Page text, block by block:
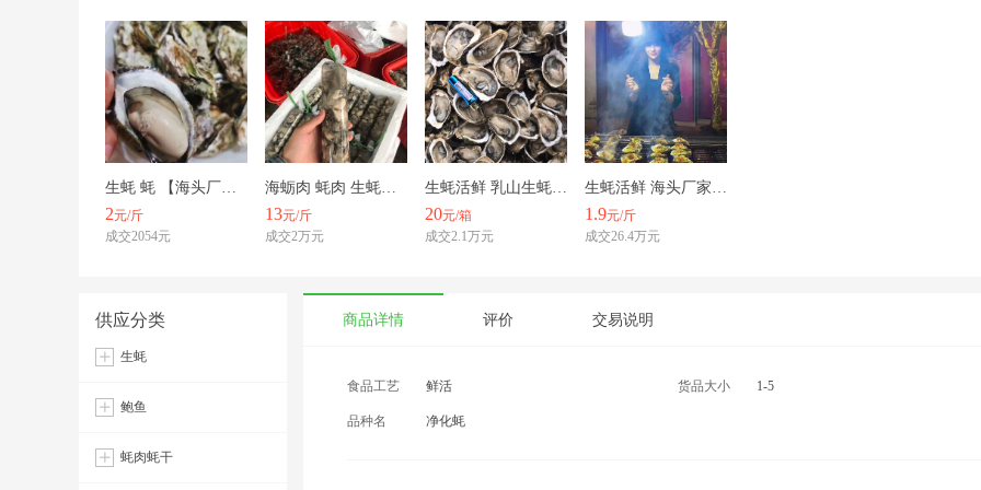
2元/斤
成交2054元
13元/斤
成交2万元
20元/箱
成交2.1万元
1.9元/斤
成交26.4万元
供应分类
生蚝
鲍鱼
蚝肉蚝干
商品详情 评价 交易说明
食品工艺 鲜活 货品大小 1-5
品种名 净化蚝